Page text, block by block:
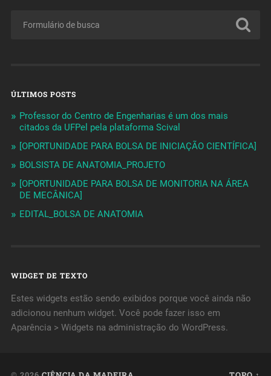
ÚLTIMOS POSTS
Professor do Centro de Engenharias é um dos mais
citados da UFPel pela plataforma Scival
[OPORTUNIDADE PARA BOLSA DE INICIAÇÃO CIENTÍFICA]
BOLSISTA DE ANATOMIA_PROJETO
[OPORTUNIDADE PARA BOLSA DE MONITORIA NA ÁREA
DE MECÂNICA]
EDITAL_BOLSA DE ANATOMIA
WIDGET DE TEXTO
Estes widgets estão sendo exibidos porque você ainda não
adicionou nenhum widget. Você pode fazer isso em
Aparência > Widgets na administração do WordPress.